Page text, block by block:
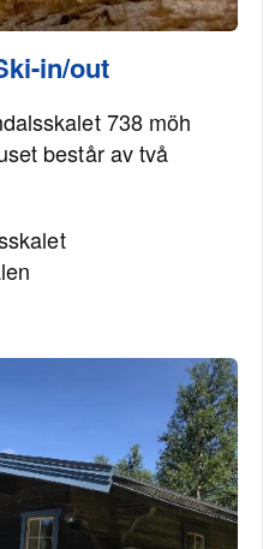
in/out
738 möh
består av två